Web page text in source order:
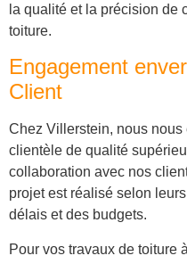
la qualité et la précision de
toiture.
Engagement
Client
Chez Villerstein, nous
clientèle de qualité
collaboration avec nos
projet est réalisé selon
délais et des budgets.
Pour vos travaux de toiture